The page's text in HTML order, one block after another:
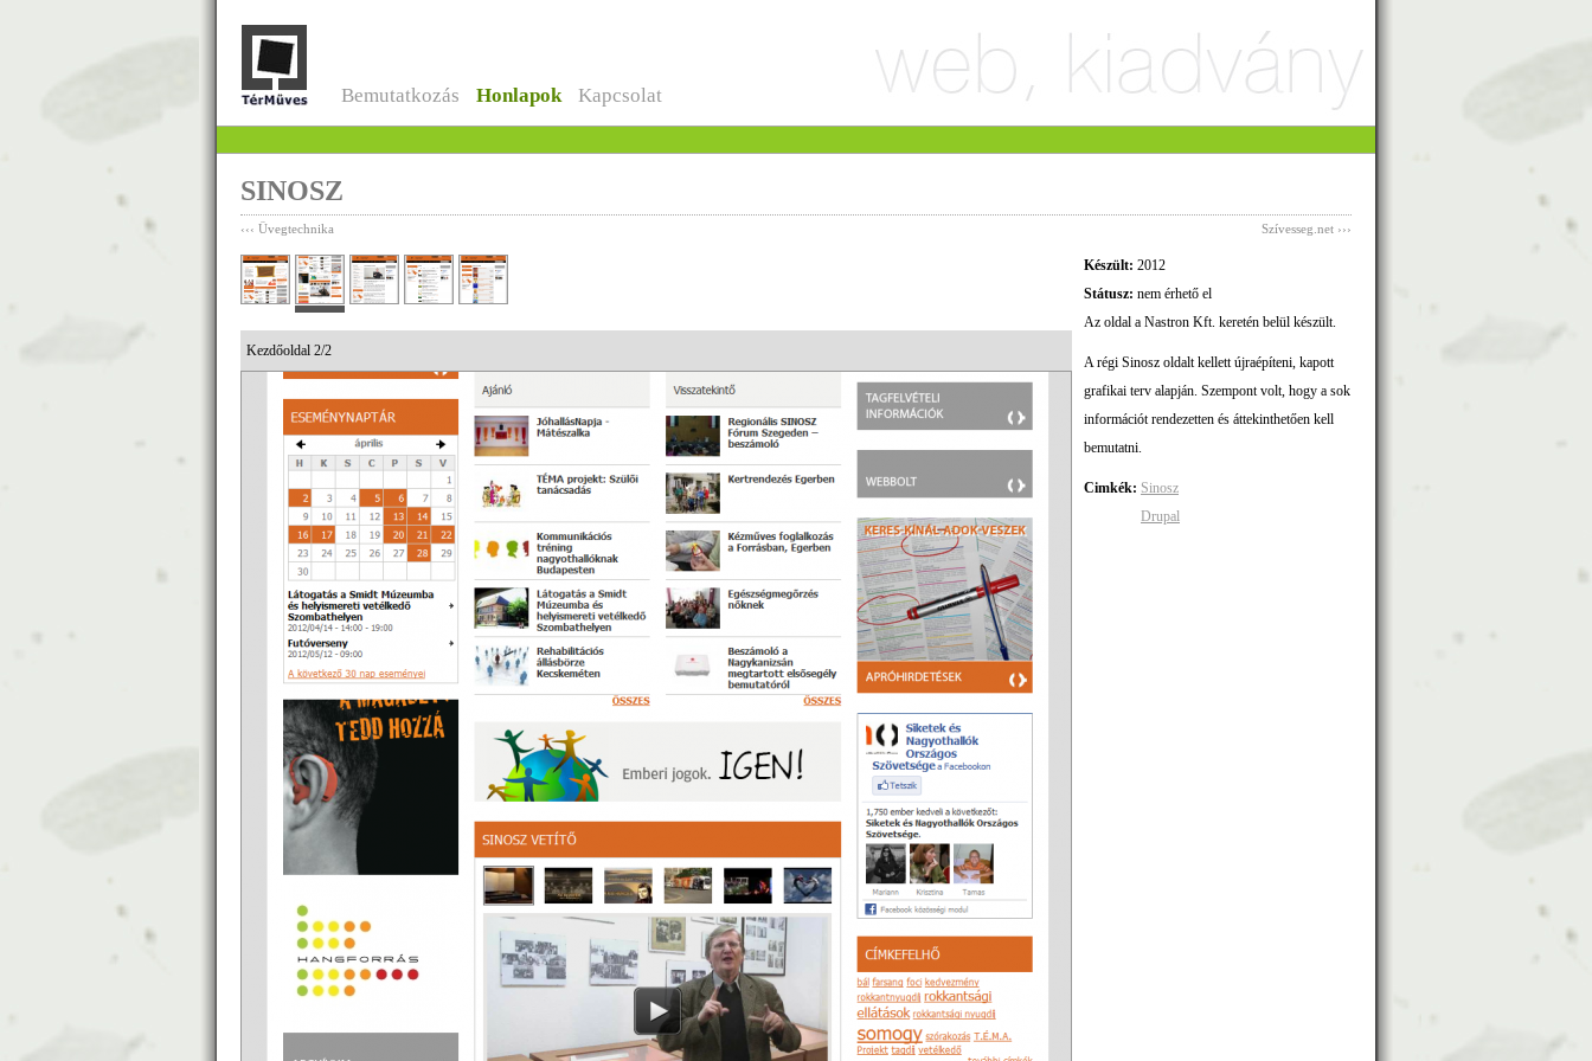
Bemutatkozás Honlapok Kapcsolat
‹‹‹ Üvegtechnika Szívesseg.net ›››
SINOSZ
Kezdőoldal 2/2
Készült: 2012
Státusz: nem érhető el
Az oldal a Nastron Kft. keretén belül készült.
A régi Sinosz oldalt kellett újraépíteni, kapott
grafikai terv alapján. Szempont volt, hogy a sok
információt rendezetten és áttekinthetően kell
bemutatni.
Cimkék: Sinosz
Drupal